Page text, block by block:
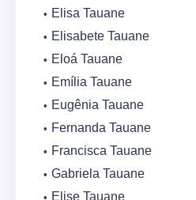
Elisa Tauane
Elisabete Tauane
Eloá Tauane
Emília Tauane
Eugênia Tauane
Fernanda Tauane
Francisca Tauane
Gabriela Tauane
Elise Tauane